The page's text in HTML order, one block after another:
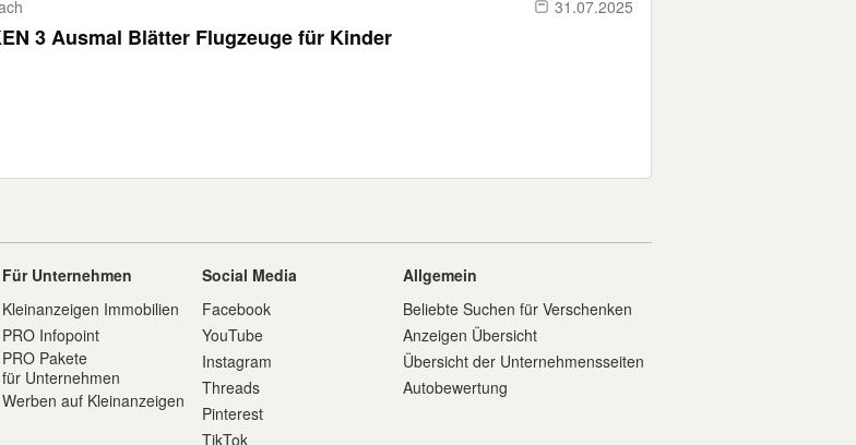
31.07.2025
3 Ausmal Blätter Flugzeuge für Kinder
Für Unternehmen
Kleinanzeigen Immobilien
PRO Infopoint
PRO Pakete
für Unternehmen
Werben auf Kleinanzeigen
Social Media
Facebook
YouTube
Instagram
Threads
Pinterest
TikTok
Allgemein
Beliebte Suchen für Verschenken
Anzeigen Übersicht
Übersicht der Unternehmensseiten
Autobewertung